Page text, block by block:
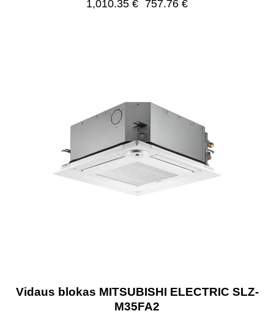
1,010.35 € 757.76 €
Vidaus blokas MITSUBISHI ELECTRIC SLZ-
M35FA2